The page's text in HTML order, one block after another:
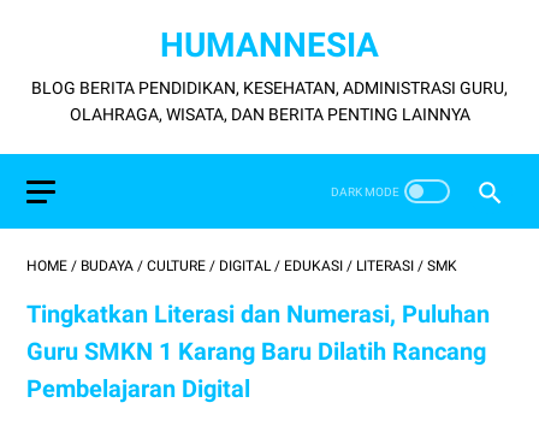
HUMANNESIA
BLOG BERITA PENDIDIKAN, KESEHATAN, ADMINISTRASI GURU,
OLAHRAGA, WISATA, DAN BERITA PENTING LAINNYA
HOME / BUDAYA / CULTURE / DIGITAL / EDUKASI / LITERASI / SMK
Tingkatkan Literasi dan Numerasi, Puluhan
Guru SMKN 1 Karang Baru Dilatih Rancang
Pembelajaran Digital